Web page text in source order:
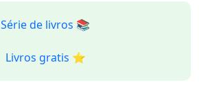
Série de livros 📚
Livros gratis ⭐️